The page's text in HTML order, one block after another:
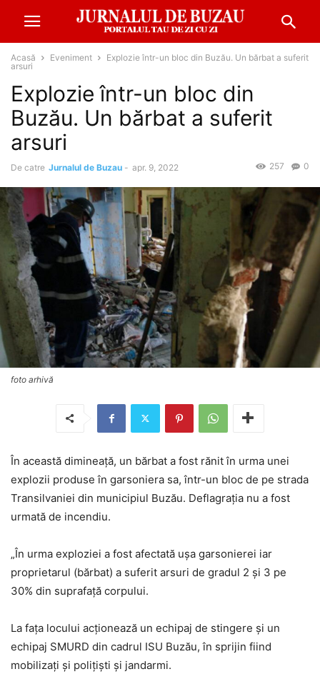
Acasă Eveniment
Explozie într-un bloc din Buzău. Un bărbat a suferit
arsuri
Explozie într-un bloc din
Buzău. Un bărbat a suferit
arsuri
De catre Jurnalul de Buzau - apr. 9, 2022 0
257
foto arhivă
În această dimineață, un bărbat a fost rănit în urma unei
explozii produse în garsoniera sa, într-un bloc de pe strada
Transilvaniei din municipiul Buzău. Deflagrația nu a fost
urmată de incendiu.
„În urma exploziei a fost afectată ușa garsonierei iar
proprietarul (bărbat) a suferit arsuri de gradul 2 și 3 pe
30% din suprafață corpului.
La fața locului acționează un echipaj de stingere și un
echipaj SMURD din cadrul ISU Buzău, în sprijin fiind
mobilizați și polițiști și jandarmi.